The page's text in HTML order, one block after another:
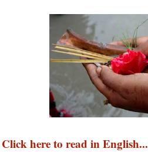
Click here to read in English...